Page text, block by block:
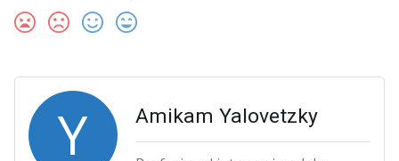
Y Amikam Yalovetzky